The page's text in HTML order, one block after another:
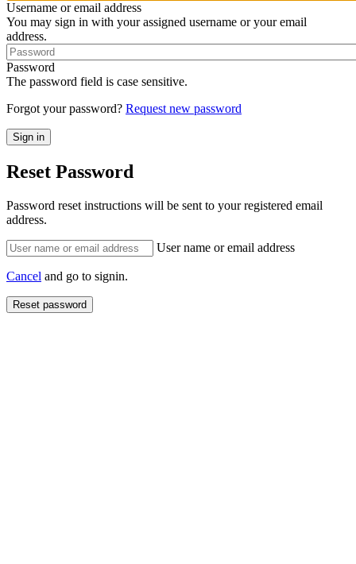
Username or email address
You may sign in with your assigned username or your email
address.
Password
The password field is case sensitive.
Forgot your password? Request new password
Reset Password
Password reset instructions will be sent to your registered email
address.
User name or email address
Cancel and go to signin.
Reset password